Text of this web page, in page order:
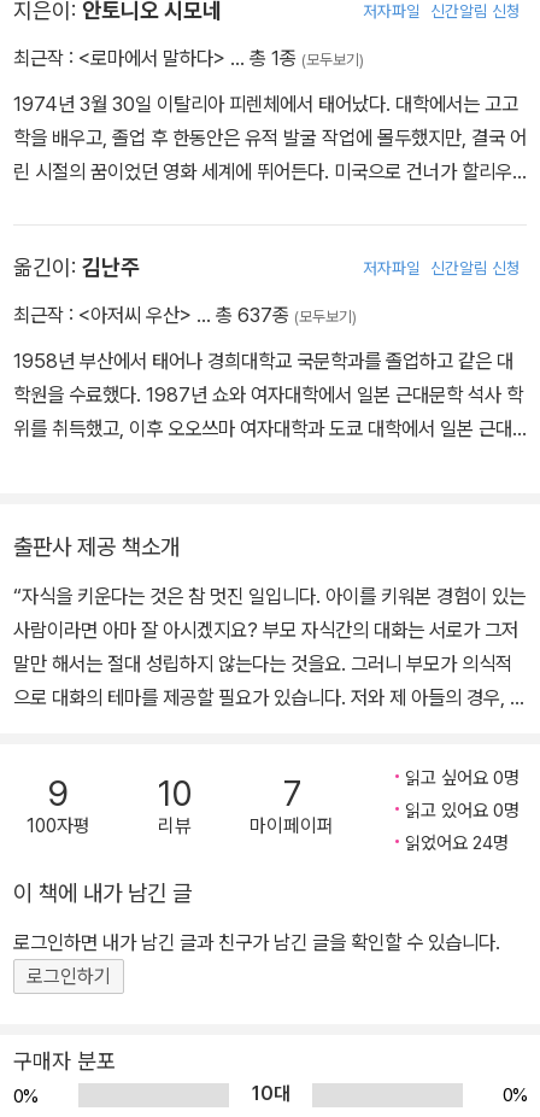
적 상상력을 뛰어넘는 놀라운 필력으로 수많은 독자를 사로잡고 있
다. 2002년 이탈리아의 국가훈장인 국가공로상을 받았고, 2007년
스의 여인들』을 비롯하여 『체사레 보르자 혹은 우아한 냉혹』(1970
년 마이니치 출판문화상) 『바다의 도시 이야기』(1982년 산토리 학예
상) 『나의 친구 마키아벨리』(1988년 여류문학상) 『신의 대리인』 『르
네상스를 만든 사람들』 그리고 그의 필생의 역작인 『로마인 이야기』
(1993년 신조학예상, 1999년 시바 료타로상)가 있다. 이 『로마인 이
았다’를 시작으로 15년 동안 매년 한 권씩 집필하여 2006년 마침내
제15권 ‘로마 세계의 종언’을 끝으로 기나긴 대장정을 끝냈다. 여기서
멈추지 않고 그는 로마제국의 멸망 이후 지중해 패권을 둘러싼 기독
교 세력과 이슬람 세력의 충돌을 서술한 『로마 멸망 이후의 지중해 세
플의 뱃사공』 등의 삽화소설이 있으며, 영화감독을 꿈꾸는 아들과의
대화를 담은 『로마에서 말하다』를 펴냈다.
지은이: 안토니오 시모네 저자파일 신간알림 신청
최근작 : <로마에서 말하다> … 총 1종 (모두보기)
1974년 3월 30일 이탈리아 피렌체에서 태어났다. 대학에서는 고고
학을 배우고, 졸업 후 한동안은 유적 발굴 작업에 몰두했지만, 결국 어
린 시절의 꿈이었던 영화 세계에 뛰어든다. 미국으로 건너가 할리우
일했다. 2010년 현재는 영화계 일을 잠시 접고, 어머니인 시오노 나
나미의 집필 작업을 거들고 있다.
옮긴이: 김난주 저자파일 신간알림 신청
최근작 : <아저씨 우산> … 총 637종 (모두보기)
1958년 부산에서 태어나 경희대학교 국문학과를 졸업하고 같은 대
학원을 수료했다. 1987년 쇼와 여자대학에서 일본 근대문학 석사 학
위를 취득했고, 이후 오오쓰마 여자대학과 도쿄 대학에서 일본 근대
『부드러운 양상추』, 『수박 향기』, 『하느님의 보트』, 『우는 어른』, 『울
지 않는 아이』, 『등 뒤의 기억』, 『즐겁게 살자, 고민하지 말고』, 『저물
듯 저물지 않는』, 『도토리 마을의 모자 가게』, 『도토리 마을의 빵집』,
『도토리 마을의 경찰관』, 『까만 크레파스와 요술가게』, 『누에콩의 기
분 좋은 날』 등이 있다.
출판사 제공 책소개
“자식을 키운다는 것은 참 멋진 일입니다. 아이를 키워본 경험이 있는
사람이라면 아마 잘 아시겠지요? 부모 자식간의 대화는 서로가 그저
말만 해서는 절대 성립하지 않는다는 것을요. 그러니 부모가 의식적
으로 대화의 테마를 제공할 필요가 있습니다. 저와 제 아들의 경우, 그
기도 한 편의 영화를 보고 난 후였다. 그 정도로 나에게 영화와의 만남
은 매우 결정적인 것이었다.” (<나의 인생은 영화관에서 시작되었다
나의 인생은 영화관에서 시작되었다>에서 시오노 나나미는 영화평론
가 못지않은 매력적인 서술로 주옥같은 명작들을 독자에게 선사한 적
이 있다. 광적일 정도로 영화를 사랑하는 그의 취향을 고스란히 물려
받은 아들 안토니오 시모네 역시 어릴 때부터 자연스럽게 영화를 많
등급의 영화도 서슴지 않고 보여줬다는 일화가 있을 정도로 시오노
나나미의 영화 교육관은 파격 그 이상이었다. 이렇게 물불 가리지 않
9
100자평
10
리뷰
7
마이페이퍼
읽고 싶어요 0명
읽고 있어요 0명
읽었어요 24명
이 책에 내가 남긴 글
로그인하면 내가 남긴 글과 친구가 남긴 글을 확인할 수 있습니다.
로그인하기
구매자 분포
0% 10대
0%